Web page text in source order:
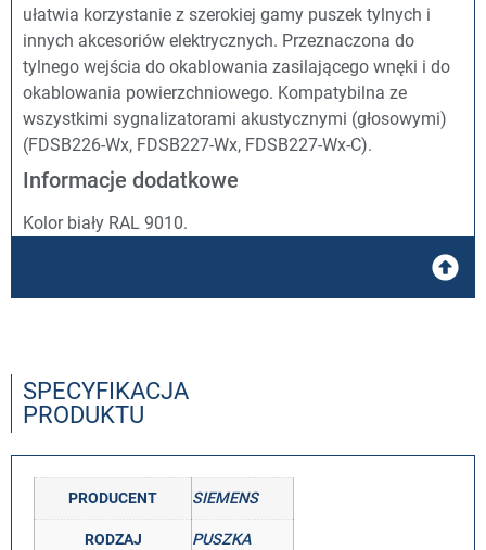
ułatwia korzystanie z szerokiej gamy puszek tylnych i
innych akcesoriów elektrycznych. Przeznaczona do
tylnego wejścia do okablowania zasilającego wnęki i do
okablowania powierzchniowego. Kompatybilna ze
wszystkimi sygnalizatorami akustycznymi (głosowymi)
(FDSB226-Wx, FDSB227-Wx, FDSB227-Wx-C).
Informacje dodatkowe
Kolor biały RAL 9010.
SPECYFIKACJA
PRODUKTU
PRODUCENT SIEMENS
RODZAJ
PUSZKA